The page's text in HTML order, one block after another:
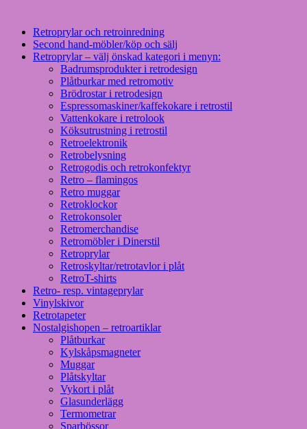
Retroprylar och retroinredning
Second hand-möbler/köp och sälj
Retroprylar – välj önskad kategori i menyn:
Badrumsprodukter i retrodesign
Plåtburkar med retromotiv
Brödrostar i retrodesign
Espressomaskiner/kaffekokare i retrostil
Vattenkokare i retrolook
Köksutrustning i retrostil
Retroelektronik
Retrobelysning
Retrogodis och retrokonfektyr
Retro – flamingos
Retro muggar
Retroklockor
Retrokonsoler
Retromerchandise
Retromöbler i Dinerstil
Retroprylar
Retroskyltar/retrotavlor i plåt
RetroT-shirts
Retro- resp. vintageprylar
Vinylskivor
Retrotapeter
Nostalgishopen – retroartiklar
Plåtburkar
Kylskåpsmagneter
Muggar
Plåtskyltar
Vykort i plåt
Glasunderlägg
Termometrar
Sparbössor